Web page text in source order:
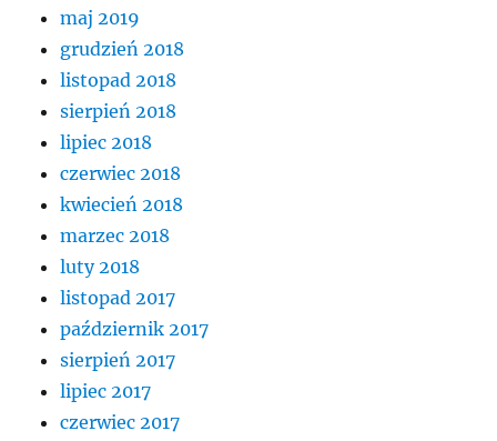
maj 2019
grudzień 2018
listopad 2018
sierpień 2018
lipiec 2018
czerwiec 2018
kwiecień 2018
marzec 2018
luty 2018
listopad 2017
październik 2017
sierpień 2017
lipiec 2017
czerwiec 2017